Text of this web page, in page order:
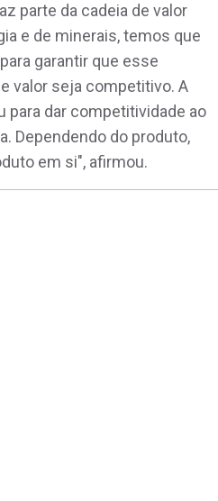
parte da cadeia de valor
e de minerais, temos que
garantir que esse
valor seja competitivo. A
para dar competitividade ao
Dependendo do produto,
em si", afirmou.